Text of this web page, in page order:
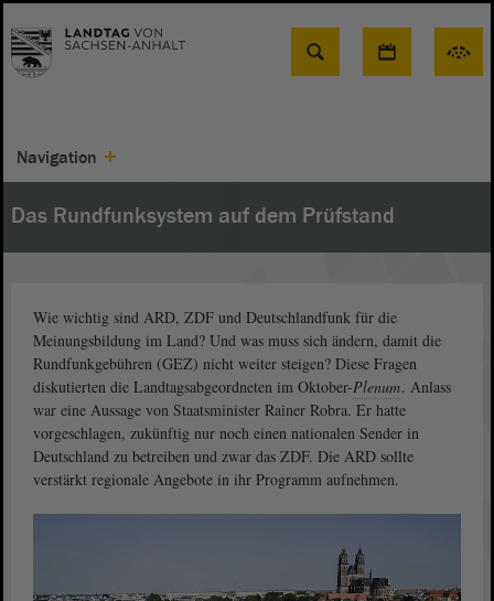
Suche
Navigation
Das Rundfunksystem auf dem Prüfstand
Wie wichtig sind ARD, ZDF und Deutschlandfunk für die
Meinungsbildung im Land? Und was muss sich ändern, damit die
Rundfunkgebühren (GEZ) nicht weiter steigen? Diese Fragen
diskutierten die Landtagsabgeordneten im Oktober-Plenum. Anlass
war eine Aussage von Staatsminister Rainer Robra. Er hatte
vorgeschlagen, zukünftig nur noch einen nationalen Sender in
Deutschland zu betreiben und zwar das ZDF. Die ARD sollte
verstärkt regionale Angebote in ihr Programm aufnehmen.